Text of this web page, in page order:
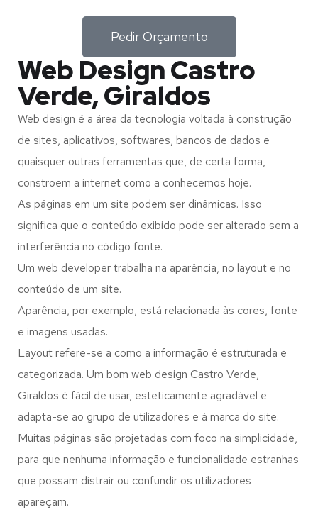
Pedir Orçamento
Web Design Castro
Verde, Giraldos
Web design é a área da tecnologia voltada à construção
de sites, aplicativos, softwares, bancos de dados e
quaisquer outras ferramentas que, de certa forma,
constroem a internet como a conhecemos hoje.
As páginas em um site podem ser dinâmicas. Isso
significa que o conteúdo exibido pode ser alterado sem a
interferência no código fonte.
Um web developer trabalha na aparência, no layout e no
conteúdo de um site.
Aparência, por exemplo, está relacionada às cores, fonte
e imagens usadas.
Layout refere-se a como a informação é estruturada e
categorizada. Um bom web design Castro Verde,
Giraldos é fácil de usar, esteticamente agradável e
adapta-se ao grupo de utilizadores e à marca do site.
Muitas páginas são projetadas com foco na simplicidade,
para que nenhuma informação e funcionalidade estranhas
que possam distrair ou confundir os utilizadores
apareçam.